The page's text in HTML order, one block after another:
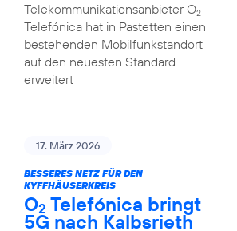
Telekommunikationsanbieter O2
Telefónica hat in Pastetten einen
bestehenden Mobilfunkstandort
auf den neuesten Standard
erweitert
17. März 2026
BESSERES NETZ FÜR DEN
KYFFHÄUSERKREIS
O2 Telefónica bringt
5G nach Kalbsrieth